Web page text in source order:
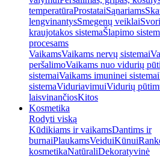
temperatūraProstataiSąnariams
lengvinantysSmegenų veiklai
kraujotakos sistemaŠlapimo
procesams
VaikamsVaikams nervų sistemai
peršalimoVaikams nuo vidurių
sistemaiVaikams imuninei sistemai
sistemaViduriavimuiVidurių
laisvinančiosKitos
Kosmetika
Rodyti viską
Kūdikiams ir vaikamsDantims ir
burnaiPlaukamsVeiduiKūnui
kosmetikaNatūraliDekoratyvinė